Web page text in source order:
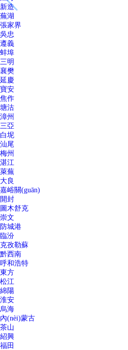
新造
蕪湖
張家界
吳忠
遵義
蚌埠
三明
襄樊
延慶
寶安
焦作
塘沽
漳州
三亞
白坭
汕尾
梅州
湛江
萊蕪
大良
嘉峪關(guān)
開封
圖木舒克
崇文
防城港
臨汾
克孜勒蘇
黔西南
呼和浩特
東方
松江
綿陽
淮安
烏海
內(nèi)蒙古
茶山
紹興
福田